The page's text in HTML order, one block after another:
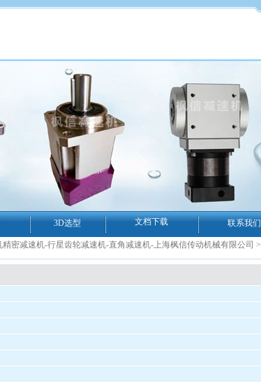
3D选型 文档下载 联系我们
密减速机-行星齿轮减速机-直角减速机-上海枫信传动机械有限公司 >